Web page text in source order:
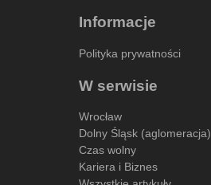
Informacje
Polityka prywatności
W serwisie
Wrocław
Dolny Śląsk (aglomeracja)
Czas wolny
Kariera i Biznes